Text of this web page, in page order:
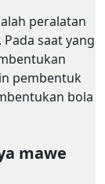
peralatan
saat yang
pembentuk
bola
mawe